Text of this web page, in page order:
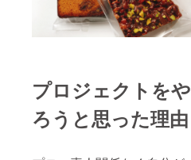
プロジェクトをや
ろうと思った理由